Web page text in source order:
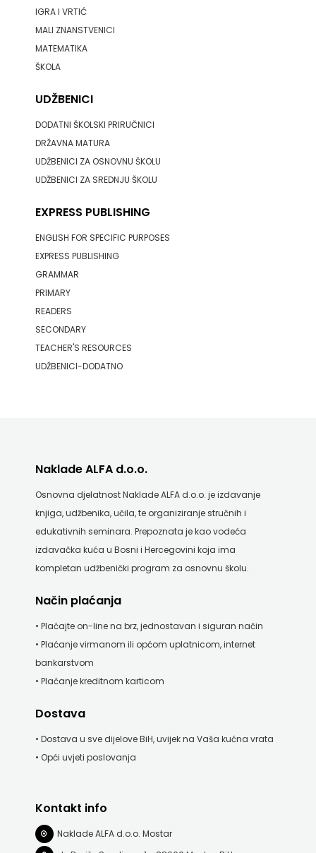
IGRA I VRTIĆ
MALI ZNANSTVENICI
MATEMATIKA
ŠKOLA
UDŽBENICI
DODATNI ŠKOLSKI PRIRUČNICI
DRŽAVNA MATURA
UDŽBENICI ZA OSNOVNU ŠKOLU
UDŽBENICI ZA SREDNJU ŠKOLU
EXPRESS PUBLISHING
ENGLISH FOR SPECIFIC PURPOSES
EXPRESS PUBLISHING
GRAMMAR
PRIMARY
READERS
SECONDARY
TEACHER'S RESOURCES
UDŽBENICI-DODATNO
Naklade ALFA d.o.o.
Osnovna djelatnost Naklade ALFA d.o.o. je izdavanje
knjiga, udžbenika, učila, te organiziranje stručnih i
edukativnih seminara. Prepoznata je kao vodeća
izdavačka kuća u Bosni i Hercegovini koja ima
kompletan udžbenički program za osnovnu školu.
Način plaćanja
• Plaćajte on-line na brz, jednostavan i siguran način
• Plaćanje virmanom ili općom uplatnicom, internet
bankarstvom
• Plaćanje kreditnom karticom
Dostava
• Dostava u sve dijelove BiH, uvijek na Vaša kućna vrata
• Opći uvjeti poslovanja
Kontakt info
Naklade ALFA d.o.o. Mostar